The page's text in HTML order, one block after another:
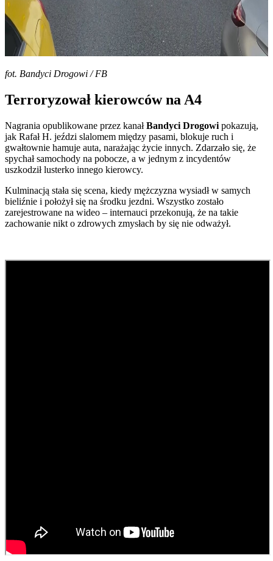
fot. Bandyci Drogowi / FB
Terroryzował kierowców na A4
Nagrania opublikowane przez kanałBandyci Drogowi pokazują,
jak Rafał H. jeździ slalomem między pasami, blokuje ruch i
gwałtownie hamuje auta, narażając życie innych. Zdarzało się, że
spychał samochody na pobocze, a w jednym z incydentów
uszkodził lusterko innego kierowcy.
Kulminacją stała się scena, kiedy mężczyzna wysiadł w samych
bieliźnie i położył się na środku jezdni. Wszystko zostało
zarejestrowane na wideo – internauci przekonują, że na takie
zachowanie nikt o zdrowych zmysłach by się nie odważył.